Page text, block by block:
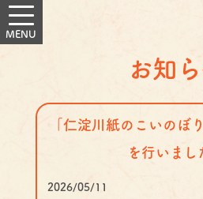
お知
「仁淀川紙のこいのぼ
を行いまし
2026/05/11